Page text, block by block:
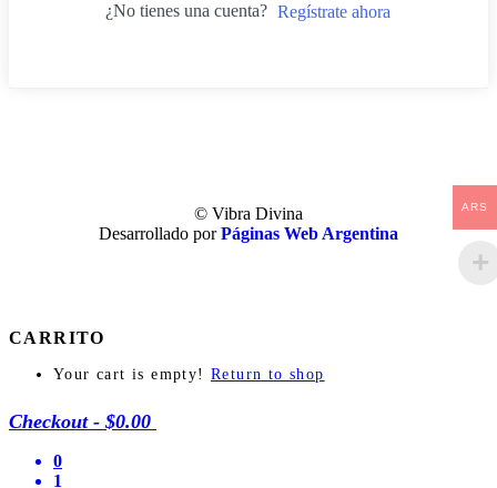
¿No tienes una cuenta? Regístrate ahora
© Vibra Divina
Desarrollado porPáginas Web Argentina
ARS
CARRITO
Your cart is empty! Return to shop
Checkout - $0.00
0
1